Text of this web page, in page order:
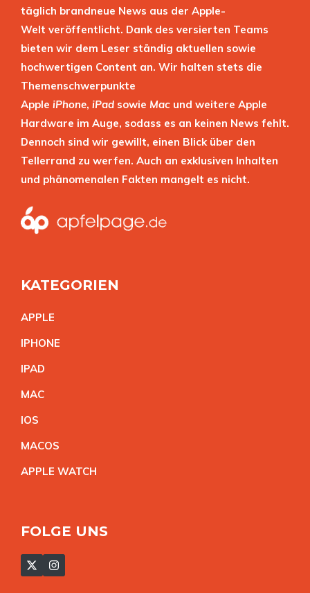
täglich brandneue News aus der Apple-
Welt veröffentlicht. Dank des versierten Teams
bieten wir dem Leser ständig aktuellen sowie
hochwertigen Content an. Wir halten stets die
Themenschwerpunkte
Apple iPhone, iPad sowie Mac und weitere Apple
Hardware im Auge, sodass es an keinen News fehlt.
Dennoch sind wir gewillt, einen Blick über den
Tellerrand zu werfen. Auch an exklusiven Inhalten
und phänomenalen Fakten mangelt es nicht.
KATEGORIEN
APPLE
IPHONE
IPAD
MAC
IOS
MACOS
APPLE WATCH
FOLGE UNS